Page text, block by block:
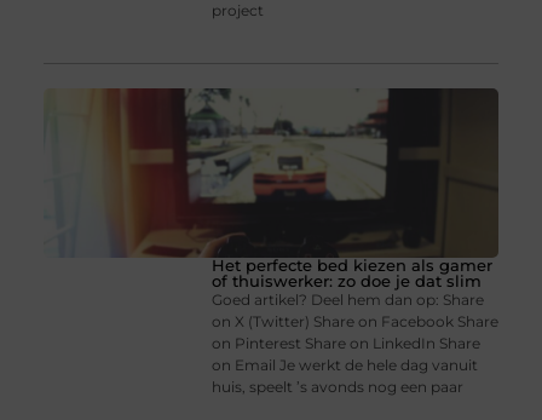
project
Het perfecte bed kiezen als gamer
of thuiswerker: zo doe je dat slim
Goed artikel? Deel hem dan op: Share
on X (Twitter) Share on Facebook Share
on Pinterest Share on LinkedIn Share
on Email Je werkt de hele dag vanuit
huis, speelt ’s avonds nog een paar